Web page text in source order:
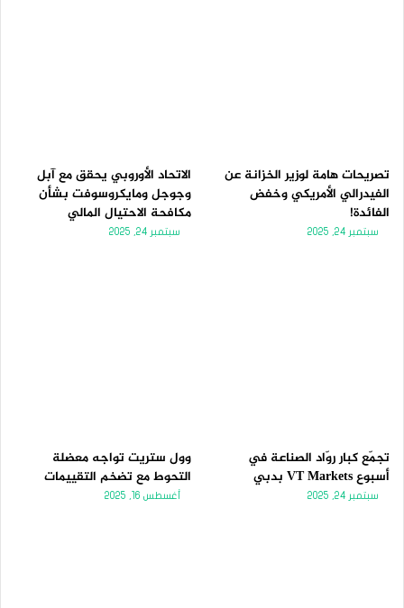
تصريحات هامة لوزير الخزانة عن
الفيدرالي الأمريكي وخفض
الفائدة!
سبتمبر 24, 2025
الاتحاد الأوروبي يحقق مع آبل
وجوجل ومايكروسوفت بشأن
مكافحة الاحتيال المالي
سبتمبر 24, 2025
تجمّع كبار روّاد الصناعة في
أسبوع VT Markets بدبي
سبتمبر 24, 2025
وول ستريت تواجه معضلة
التحوط مع تضخم التقييمات
أغسطس 16, 2025